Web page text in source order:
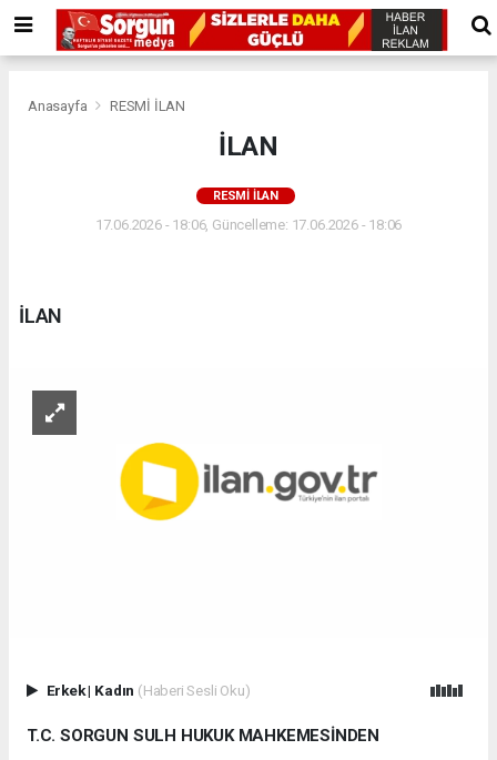
Anasayfa RESMİ İLAN
İLAN
RESMİ İLAN
17.06.2026 - 18:06, Güncelleme: 17.06.2026 - 18:06
İLAN
Erkek| Kadın (Haberi Sesli Oku)
T.C. SORGUN SULH HUKUK MAHKEMESİNDEN